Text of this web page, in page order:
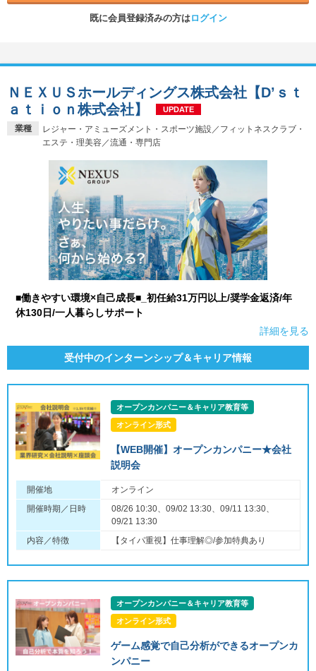
既に会員登録済みの方はログイン
業種
レジャー・アミューズメント・スポーツ施設／フィットネスクラブ・
エステ・理美容／流通・専門店
ＮＥＸＵＳホールディングス株式会社【D’ｓｔ
ａｔｉｏｎ株式会社】
UPDATE
■働きやすい環境×自己成長■_初任給31万円以上/奨学金返済/年
休130日/一人暮らしサポート
詳細を見る
受付中のインターンシップ＆キャリア情報
オープンカンパニー＆キャリア教育等
オンライン形式
【WEB開催】オープンカンパニー★会社
説明会
開催地
オンライン
開催時期／日時
08/26 10:30、09/02 13:30、09/11 13:30、
09/21 13:30
内容／特徴
【タイパ重視】仕事理解◎/参加特典あり
オープンカンパニー＆キャリア教育等
オンライン形式
ゲーム感覚で自己分析ができるオープンカ
ンパニー